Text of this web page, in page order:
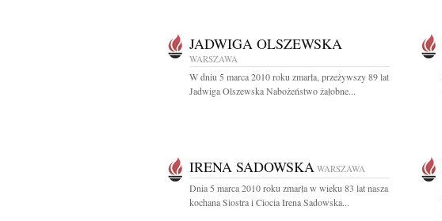
JADWIGA OLSZEWSKA
WARSZAWA
W dniu 5 marca 2010 roku zmarła, przeżywszy 89 lat
Jadwiga Olszewska Nabożeństwo żałobne...
IRENA SADOWSKA WARSZAWA
Dnia 5 marca 2010 roku zmarła w wieku 83 lat nasza
kochana Siostra i Ciocia Irena Sadowska...